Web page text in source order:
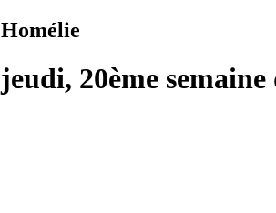
Homélie
jeudi, 20ème